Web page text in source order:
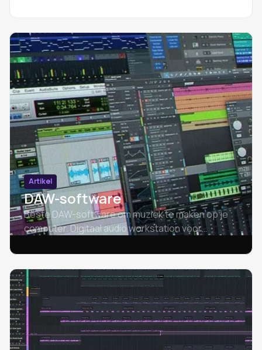
Artikel
DAW-software
Beste DAW-software om muziek te maken op je
computer. Digitaal audio workstation voor
Studio, Logic Pro, Cubase, GarageBand, Pro
Tools, enz.